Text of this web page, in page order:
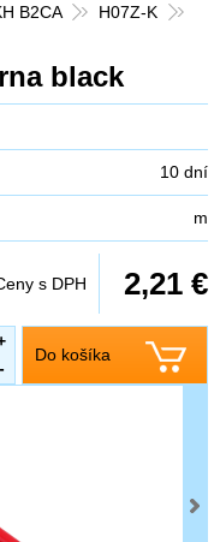
B2CA
H07Z-K
black
10 dní
m
s DPH 2,21 €
Do košíka
-